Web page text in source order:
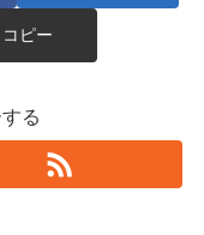
コピー
る